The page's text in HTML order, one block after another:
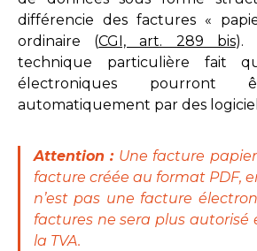
différencie des factures «
ordinaire (CGI, art. 289 bis).
technique particulière fait
électroniques pourront
automatiquement par des
Attention : Une facture
facture créée au format PDF,
n’est pas une facture
factures ne sera plus autorisé
la TVA.